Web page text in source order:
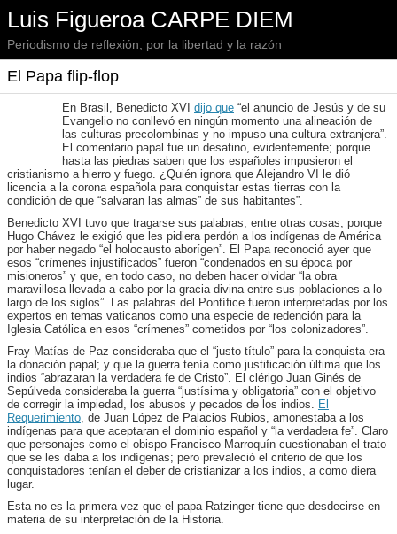
Luis Figueroa CARPE DIEM
Periodismo de reflexión, por la libertad y la razón
El Papa flip-flop
En Brasil, Benedicto XVI dijo que “el anuncio de Jesús y de su
Evangelio no conllevó en ningún momento una alineación de
las culturas precolombinas y no impuso una cultura extranjera”.
El comentario papal fue un desatino, evidentemente; porque
hasta las piedras saben que los españoles impusieron el
cristianismo a hierro y fuego. ¿Quién ignora que Alejandro VI le dió
licencia a la corona española para conquistar estas tierras con la
condición de que “salvaran las almas” de sus habitantes”.
Benedicto XVI tuvo que tragarse sus palabras, entre otras cosas, porque
Hugo Chávez le exigió que les pidiera perdón a los indígenas de América
por haber negado “el holocausto aborígen”. El Papa reconoció ayer que
esos “crímenes injustificados” fueron “condenados en su época por
misioneros” y que, en todo caso, no deben hacer olvidar “la obra
maravillosa llevada a cabo por la gracia divina entre sus poblaciones a lo
largo de los siglos”. Las palabras del Pontífice fueron interpretadas por los
expertos en temas vaticanos como una especie de redención para la
Iglesia Católica en esos “crímenes” cometidos por “los colonizadores”.
Fray Matías de Paz consideraba que el “justo título” para la conquista era
la donación papal; y que la guerra tenía como justificación última que los
indios “abrazaran la verdadera fe de Cristo”. El clérigo Juan Ginés de
Sepúlveda consideraba la guerra “justísima y obligatoria” con el objetivo
de corregir la impiedad, los abusos y pecados de los indios. El
Requerimiento, de Juan López de Palacios Rubios, amonestaba a los
indígenas para que aceptaran el dominio español y “la verdadera fe”. Claro
que personajes como el obispo Francisco Marroquín cuestionaban el trato
que se les daba a los indígenas; pero prevaleció el criterio de que los
conquistadores tenían el deber de cristianizar a los indios, a como diera
lugar.
Esta no es la primera vez que el papa Ratzinger tiene que desdecirse en
materia de su interpretación de la Historia.